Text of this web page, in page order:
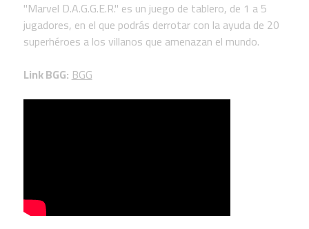
"Marvel D.A.G.G.E.R." es un juego de tablero, de 1 a 5
jugadores, en el que podrás derrotar con la ayuda de 20
superhéroes a los villanos que amenazan el mundo.
Link BGG:BGG